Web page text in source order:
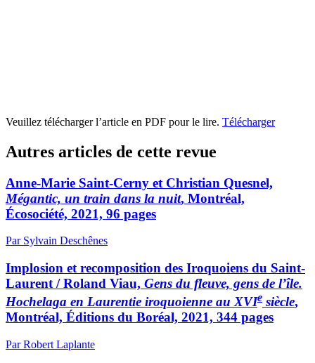
Veuillez télécharger l’article en PDF pour le lire. Télécharger
Autres articles de cette revue
Anne-Marie Saint-Cerny et Christian Quesnel,
Mégantic, un train dans la nuit, Montréal,
Écosociété, 2021, 96 pages
Par Sylvain Deschênes
Implosion et recomposition des Iroquoiens du Saint-
Laurent /Roland Viau, Gens du fleuve, gens de l’île.
Hochelaga en Laurentie iroquoienne au XVIe siècle,
Montréal, Éditions du Boréal, 2021, 344 pages
Par Robert Laplante